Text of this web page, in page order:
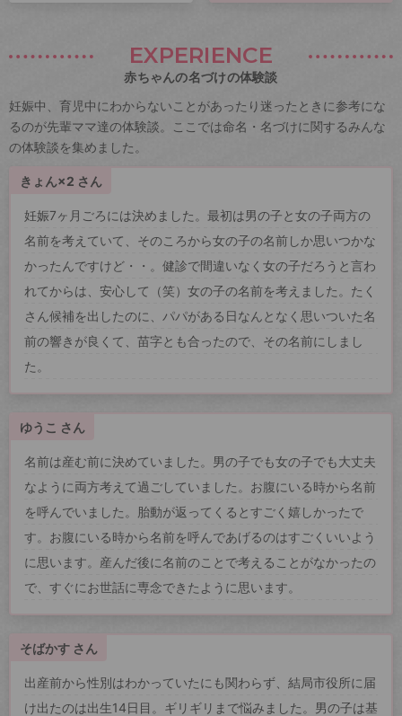
EXPERIENCE
赤ちゃんの名づけの体験談
妊娠中、育児中にわからないことがあったり迷ったときに参考にな
るのが先輩ママ達の体験談。ここでは命名・名づけに関するみんな
の体験談を集めました。
きょん×2 さん
妊娠7ヶ月ごろには決めました。最初は男の子と女の子両方の
名前を考えていて、そのころから女の子の名前しか思いつかな
かったんですけど・・。健診で間違いなく女の子だろうと言わ
れてからは、安心して（笑）女の子の名前を考えました。たく
さん候補を出したのに、パパがある日なんとなく思いついた名
前の響きが良くて、苗字とも合ったので、その名前にしまし
た。
ゆうこ さん
名前は産む前に決めていました。男の子でも女の子でも大丈夫
なように両方考えて過ごしていました。お腹にいる時から名前
を呼んでいました。胎動が返ってくるとすごく嬉しかったで
す。お腹にいる時から名前を呼んであげるのはすごくいいよう
に思います。産んだ後に名前のことで考えることがなかったの
で、すぐにお世話に専念できたように思います。
そばかす さん
出産前から性別はわかっていたにも関わらず、結局市役所に届
け出たのは出生14日目。ギリギリまで悩みました。男の子は基